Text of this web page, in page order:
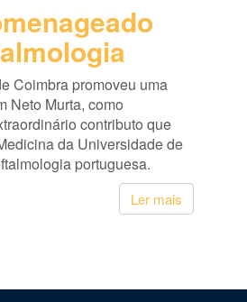
Coimbra promoveu uma
Neto Murta, como
contributo que
da Universidade de
portuguesa.
Ler mais